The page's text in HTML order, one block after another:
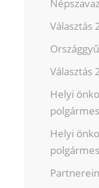
Választás
Választás
Helyi
Helyi